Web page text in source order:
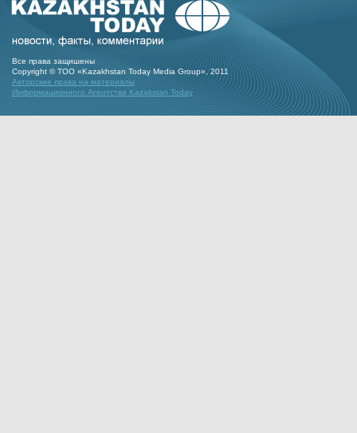
Все права защишены
Copyright © ТОО «Kazakhstan Today Media Group», 2011
Авторские права на материалы
Информационного Агентства Kazakstan Today